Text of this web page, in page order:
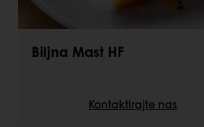
Biljna Mast HF
Kontaktirajte nas